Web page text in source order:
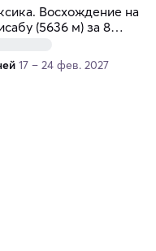
Восхождение на
(5636 м) за 8
17 – 24 фев. 2027